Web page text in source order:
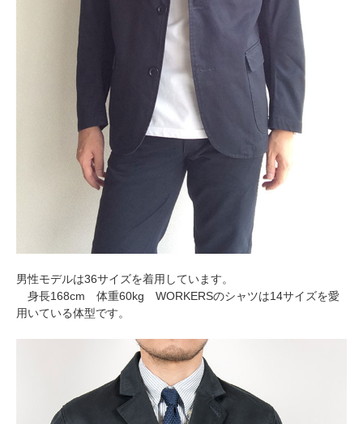
男性モデルは36サイズを着用しています。
身長168cm 体重60kg WORKERSのシャツは14サイズを愛
用いている体型です。